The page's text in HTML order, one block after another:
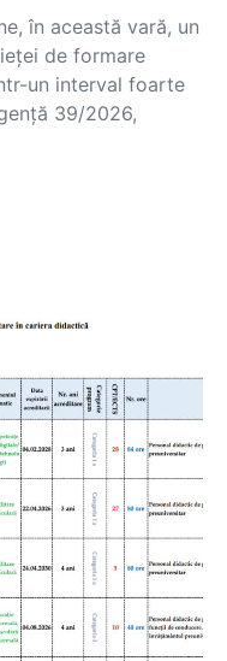
în această vară, un
de formare
un interval foarte
39/2026,